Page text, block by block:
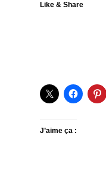
Like & Share
J’aime ça :